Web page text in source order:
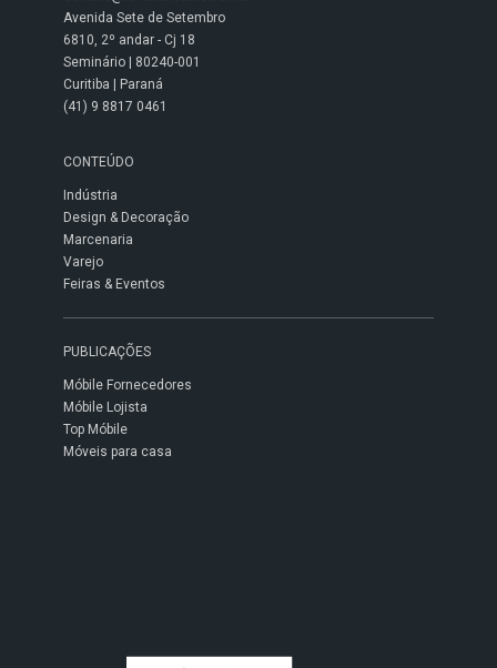
Avenida Sete de Setembro
6810, 2º andar - Cj 18
Seminário | 80240-001
Curitiba | Paraná
(41) 9 8817 0461
CONTEÚDO
Indústria
Design & Decoração
Marcenaria
Varejo
Feiras & Eventos
PUBLICAÇÕES
Móbile Fornecedores
Móbile Lojista
Top Móbile
Móveis para casa